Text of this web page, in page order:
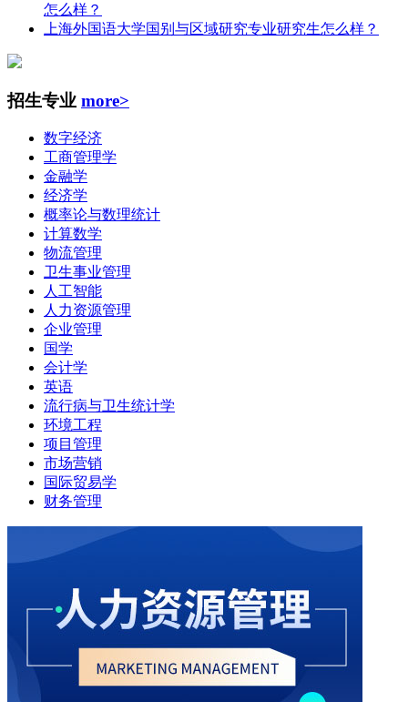
怎么样？
上海外国语大学国别与区域研究专业研究生怎么样？
招生专业 more>
数字经济
工商管理学
金融学
经济学
概率论与数理统计
计算数学
物流管理
卫生事业管理
人工智能
人力资源管理
企业管理
国学
会计学
英语
流行病与卫生统计学
环境工程
项目管理
市场营销
国际贸易学
财务管理